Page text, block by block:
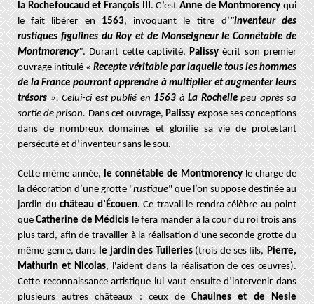
la Rochefoucaud et François III. C’estAnne de Montmorencyqui
le fait libérer en1563, invoquant le titre d’"inventeur des
rustiques figulines du Roy et de Monseigneur le Connétable de
Montmorency". Durant cette captivité,Palissyécrit son premier
ouvrage intitulé «Recepte véritable par laquelle tous les hommes
de la France pourront apprendre à multiplier et augmenter leurs
trésors». Celui-ci est publié en1563àLa Rochellepeu après sa
sortie de prison. Dans cet ouvrage,Palissy expose ses conceptions
dans de nombreux domaines et glorifie sa vie de protestant
persécuté et d’inventeur sans le sou.
Cette même année,le connétable de Montmorencyle charge de
la décoration d’une grotte "rustique" que l’on suppose destinée au
jardin duchâteau d’Écouen. Ce travail le rendra célèbre au point
queCatherine de Médicisle fera mander à la cour du roi trois ans
plus tard, afin de travailler à la réalisation d'une seconde grotte du
même genre, dansle jardin des Tuileries(trois de ses fils, Pierre,
Mathurin et Nicolas, l'aident dans la réalisation de ces œuvres).
Cette reconnaissance artistique lui vaut ensuite d’intervenir dans
plusieurs autres châteaux : ceux deChaulnes et
de Nesle